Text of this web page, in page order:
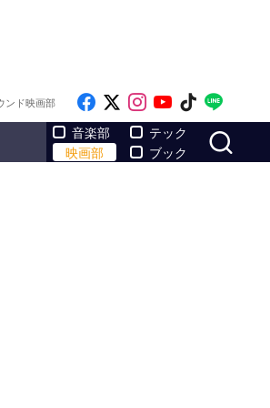
ンド映画部 Like on Facebook
Follow on x
Follow on
Follow on
Follow
音楽部
映画部
テック
ブック